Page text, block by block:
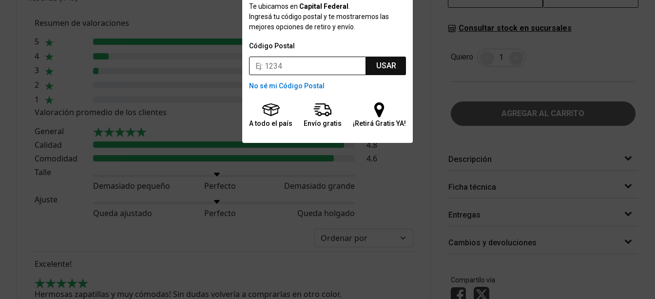
Te ubicamos en Capital Federal
Ingresá tu código postal y te mostraremos las
mejores opciones de retiro y envío.
Código Postal
USAR
No sé mi Código Postal
A todo el país Envío gratis ¡Retirá Gratis YA!
Resumen de valoraciones
5
4
9
3
2
1
Valoración promedio de los clientes
General
Calidad
4.8
Comodidad
4.6
Talle
Demasiado pequeño
Perfecto
Demasiado grande
Ajuste
Queda ajustado
Perfecto Queda holgado
Excelente!
Hermosas zapatillas y muy cómodas! Sin dudas volvería a comprarlas en otro color.
Consultar stock en sucursales
Quiero Cantidad
AGREGAR AL CARRITO
Descripción
Ficha técnica
Entregas
Cambios y devoluciones
Compartílo vía